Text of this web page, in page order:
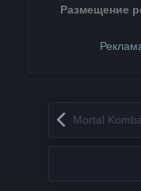
Размещение
Запись навигация
Mortal